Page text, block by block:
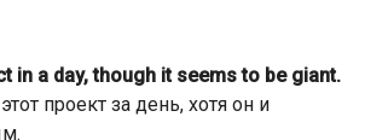
in a day, though it seems to be giant.
проект за день, хотя он и